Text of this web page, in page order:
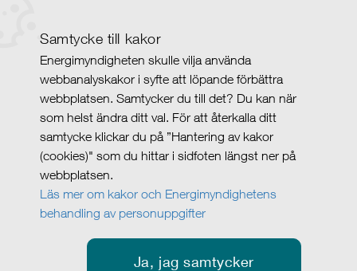
Samtycke till kakor
Energimyndigheten skulle vilja använda
webbanalyskakor i syfte att löpande förbättra
webbplatsen. Samtycker du till det? Du kan när
som helst ändra ditt val. För att återkalla ditt
samtycke klickar du på ”Hantering av kakor
(cookies)" som du hittar i sidfoten längst ner på
webbplatsen.
Läs mer om kakor och Energimyndighetens
behandling av personuppgifter
Ja, jag samtycker